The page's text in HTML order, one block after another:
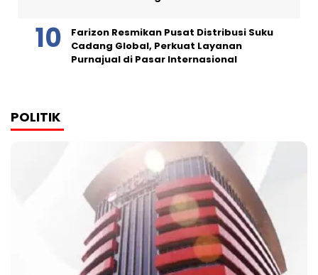
Farizon Resmikan Pusat Distribusi Suku
Cadang Global, Perkuat Layanan
Purnajual di Pasar Internasional
POLITIK